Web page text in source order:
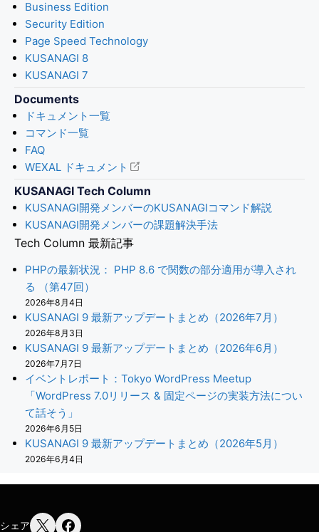
Business Edition
Security Edition
Page Speed Technology
KUSANAGI 8
KUSANAGI 7
Documents
ドキュメント一覧
コマンド一覧
FAQ
WEXAL ドキュメント
KUSANAGI Tech Column
KUSANAGI開発メンバーのKUSANAGIコマンド解説
KUSANAGI開発メンバーの課題解決手法
Tech Column 最新記事
PHPの最新状況： PHP 8.6 で関数の部分適用が導入され
る （第47回）
2026年8月4日
KUSANAGI 9 最新アップデートまとめ（2026年7月）
2026年8月3日
KUSANAGI 9 最新アップデートまとめ（2026年6月）
2026年7月7日
イベントレポート：Tokyo WordPress Meetup
「WordPress 7.0リリース & 固定ページの実装方法につい
て話そう」
2026年6月5日
KUSANAGI 9 最新アップデートまとめ（2026年5月）
2026年6月4日
シェア